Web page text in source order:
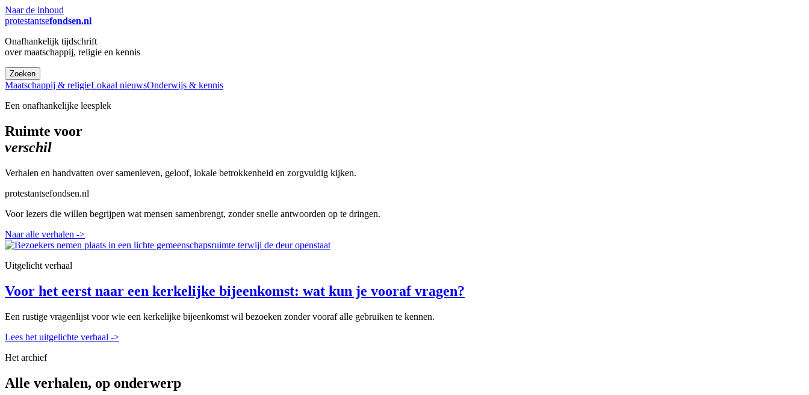
Naar de inhoud
protestantsefondsen.nl
Onafhankelijk tijdschrift
over maatschappij, religie en kennis
Zoeken
Maatschappij & religieLokaal nieuwsOnderwijs & kennis
Een onafhankelijke leesplek
Ruimte voor
verschil
Verhalen en handvatten over samenleven, geloof, lokale betrokkenheid en zorgvuldig kijken.
protestantsefondsen.nl
Voor lezers die willen begrijpen wat mensen samenbrengt, zonder snelle antwoorden op te dringen.
Naar alle verhalen ->
Uitgelicht verhaal
Voor het eerst naar een kerkelijke bijeenkomst: wat kun je vooraf vragen?
Een rustige vragenlijst voor wie een kerkelijke bijeenkomst wil bezoeken zonder vooraf alle gebruiken te kennen.
Lees het uitgelichte verhaal ->
Het archief
Alle verhalen, op onderwerp